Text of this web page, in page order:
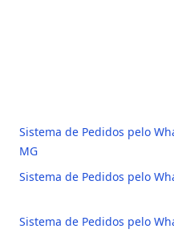
Sistema de Pedidos pelo
MG
Sistema de Pedidos pelo
Sistema de Pedidos pelo